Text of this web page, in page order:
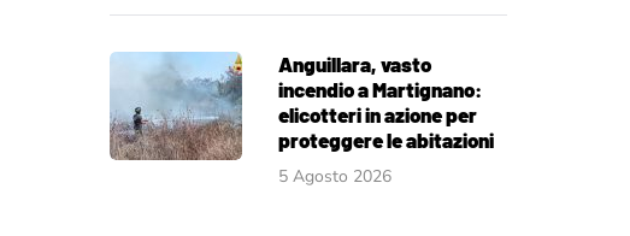
Anguillara, vasto
incendio a Martignano:
elicotteri in azione per
proteggere le abitazioni
5 Agosto 2026